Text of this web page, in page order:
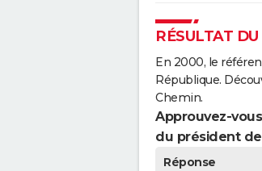
RÉSULTAT
En 2000, le
République.
Chemin.
Approuvez-
du président
Réponse